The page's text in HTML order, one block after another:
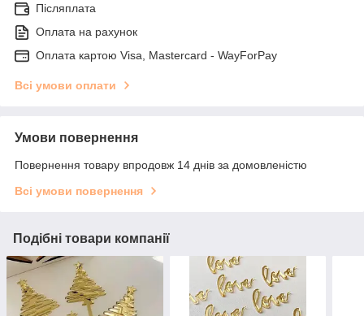
Післяплата
Оплата на рахунок
Оплата картою Visa, Mastercard - WayForPay
Всі умови оплати
Умови повернення
Повернення товару впродовж 14 днів за домовленістю
Всі умови повернення
Подібні товари компанії